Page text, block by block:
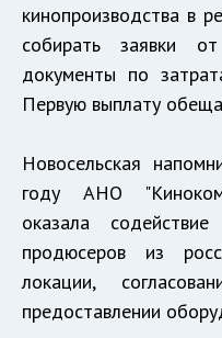
кинопроизводства в
собирать заявки
документы по
Первую выплату
Новосельская
году АНО
оказала
продюсеров из
локации,
предоставлении